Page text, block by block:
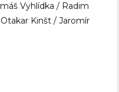
Vyhlídka / Radim
Kinšt / Jaromír